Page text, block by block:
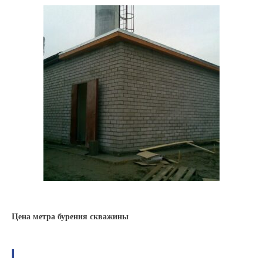
Цена метра бурения скважины